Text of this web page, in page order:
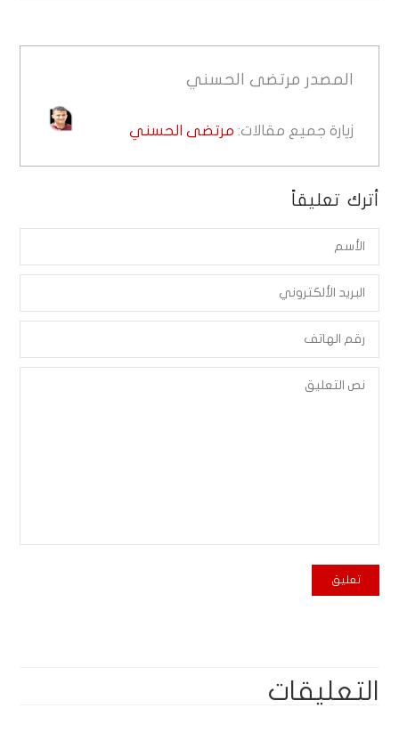
المصدر مرتضى الحسني
زيارة جميع مقالات: مرتضى الحسني
أترك تعليقاً
التعليقات